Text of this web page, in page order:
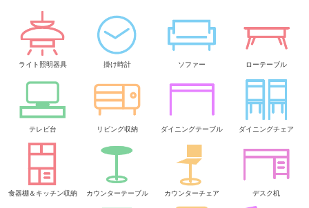
ライト照明器具 掛け時計 ソファー ローテーブル
テレビ台 リビング収納 ダイニングテーブル ダイニングチェア
食器棚＆キッチン収納 カウンターテーブル カウンターチェア デスク机